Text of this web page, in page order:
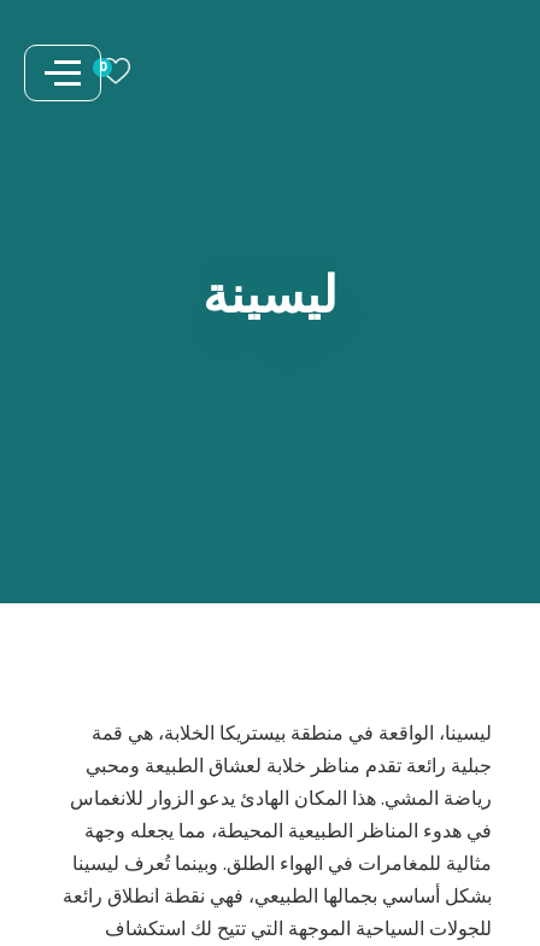
0
ليسينة
ليسينا، الواقعة في منطقة بيستريكا الخلابة، هي قمة
جبلية رائعة تقدم مناظر خلابة لعشاق الطبيعة ومحبي
رياضة المشي. هذا المكان الهادئ يدعو الزوار للانغماس
في هدوء المناظر الطبيعية المحيطة، مما يجعله وجهة
مثالية للمغامرات في الهواء الطلق. وبينما تُعرف ليسينا
بشكل أساسي بجمالها الطبيعي، فهي نقطة انطلاق رائعة
للجولات السياحية الموجهة التي تتيح لك استكشاف